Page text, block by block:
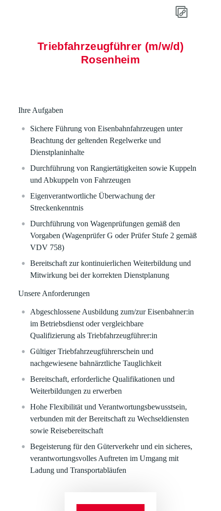
Triebfahrzeugführer (m/w/d)
Rosenheim
Ihre Aufgaben
Sichere Führung von Eisenbahnfahrzeugen unter
Beachtung der geltenden Regelwerke und
Dienstplaninhalte
Durchführung von Rangiertätigkeiten sowie Kuppeln
und Abkuppeln von Fahrzeugen
Eigenverantwortliche Überwachung der
Streckenkenntnis
Durchführung von Wagenprüfungen gemäß den
Vorgaben (Wagenprüfer G oder Prüfer Stufe 2 gemäß
VDV 758)
Bereitschaft zur kontinuierlichen Weiterbildung und
Mitwirkung bei der korrekten Dienstplanung
Unsere Anforderungen
Abgeschlossene Ausbildung zum/zur Eisenbahner:in
im Betriebsdienst oder vergleichbare
Qualifizierung als Triebfahrzeugführer:in
Gültiger Triebfahrzeugführerschein und
nachgewiesene bahnärztliche Tauglichkeit
Bereitschaft, erforderliche Qualifikationen und
Weiterbildungen zu erwerben
Hohe Flexibilität und Verantwortungsbewusstsein,
verbunden mit der Bereitschaft zu Wechseldiensten
sowie Reisebereitschaft
Begeisterung für den Güterverkehr und ein sicheres,
verantwortungsvolles Auftreten im Umgang mit
Ladung und Transportabläufen